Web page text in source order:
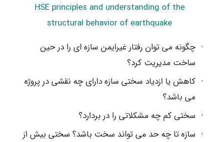
HSE principles and understanding of the
structural behavior of earthquake
چگونه می توان رفتار غیرایمن سازه ای را در حین
ساخت مدیریت کرد؟
کاهش یا ازدیاد سختی سازه دارای چه نقشی در پروژه
می باشد؟
سختی کم چه مشکلاتی را در بردارد؟
سازه تا چه حد می تواند سخت باشد؟ سختی بیش از